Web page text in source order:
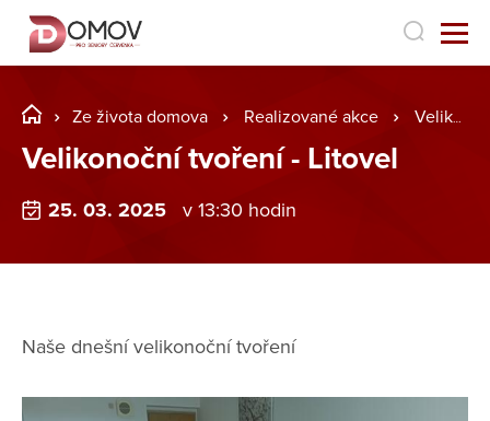
Ze života domova Realizované akce Velikonoční tvoření - Litovel
Velikonoční tvoření - Litovel
25. 03. 2025 v 13:30 hodin
Naše dnešní velikonoční tvoření